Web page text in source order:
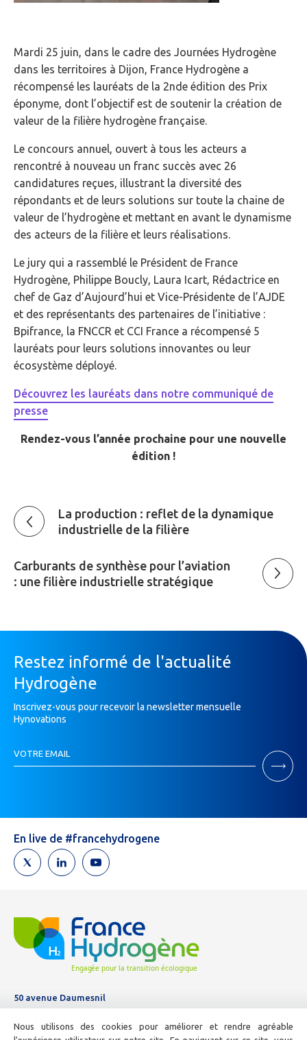
Mardi 25 juin, dans le cadre des Journées Hydrogène
dans les territoires à Dijon, France Hydrogène a
récompensé les lauréats de la 2nde édition des Prix
éponyme, dont l’objectif est de soutenir la création de
valeur de la filière hydrogène française.
Le concours annuel, ouvert à tous les acteurs a
rencontré à nouveau un franc succès avec 26
candidatures reçues, illustrant la diversité des
répondants et de leurs solutions sur toute la chaine de
valeur de l’hydrogène et mettant en avant le dynamisme
des acteurs de la filière et leurs réalisations.
Le jury qui a rassemblé le Président de France
Hydrogène, Philippe Boucly, Laura Icart, Rédactrice en
chef de Gaz d’Aujourd’hui et Vice-Présidente de l’AJDE
et des représentants des partenaires de l’initiative :
Bpifrance, la FNCCR et CCI France a récompensé 5
lauréats pour leurs solutions innovantes ou leur
écosystème déployé.
Découvrez les lauréats dans notre communiqué de
presse
Rendez-vous l’année prochaine pour une nouvelle
édition !
La production : reflet de la dynamique
industrielle de la filière
Carburants de synthèse pour l’aviation
: une filière industrielle stratégique
Restez informé de l'actualité
Hydrogène
Inscrivez-vous pour recevoir la newsletter mensuelle
Hynovations
Newsletter
VOTRE EMAIL
Si
un
humain,
ne
remplissez
pas
En live de #francehydrogene
50 avenue Daumesnil
01 44 11 10 04
E-mail :
info@france-hydrogene.org
Nous utilisons des cookies pour améliorer et rendre agréable